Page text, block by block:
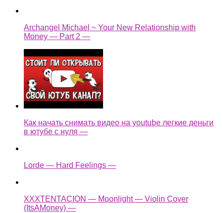
Archangel Michael ~ Your New Relationship with
Money — Part 2 —
Как начать снимать видео на youtube легкие деньги
в ютубе с нуля —
Lorde — Hard Feelings —
XXXTENTACION — Moonlight — Violin Cover
(ItsAMoney) —